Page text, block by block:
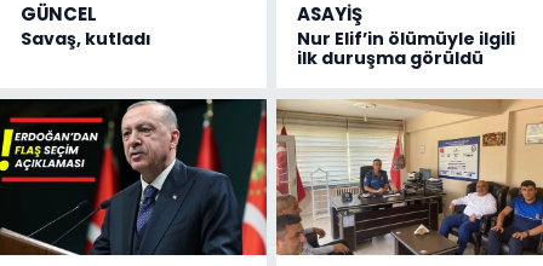
GÜNCEL
Savaş, kutladı
ASAYİŞ
Nur Elif’in ölümüyle ilgili
ilk duruşma görüldü